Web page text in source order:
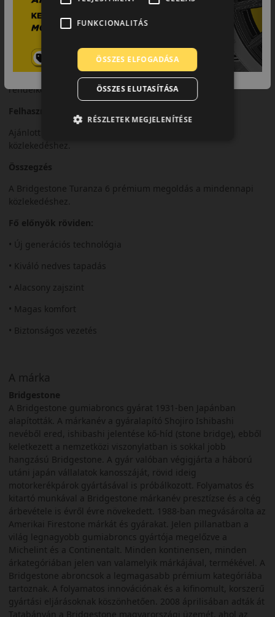
A fejlett gumikeverék rövid fékutat és magas szintű
biztonságot nyújt.
Komfort és zajszint
A Turanza 6 kimagasló zajcsillapítással és kényelmes futással
rendelkezik.
Felhasználási ajánlás
Ajánlott modern személyautókhoz és hosszú távú
közlekedéshez.
Összegzés
A Bridgestone Turanza 6 prémium megoldás a mindennapi
közlekedéshez.
Fő előnyök röviden:
• Új generációs technológia
• Kiváló nedves tapadás
• Alacsony zajszint
• Magas komfort
• Biztonságos vezetés
A márka
Bridgestone
A Bridgestone gumiabroncs gyárat 1931-ben Japánban
alapították. A márkanév a gyáralapító Shojiro Ishibashi
nevéből ered, ishibashi jelentése kő-híd (stone bridge), ebből
keletkezett a nemzetközi viszonylatban is sokkal jobb
hangzású Bridgestone. A gyár valóban végigjárta a háború
utáni japán vállalatok kanosszáját, rövid ideig
motorkerékpárok gyártásával is próbálkozott. Folyamatos és
kitartó munkával a Bridgestone márkanév presztízse és a cég
árbevétele is évről évre növekedett. 1988-ban megvásárolta az
Amerikai Firestone márkát és gyárakat. Jelen pillanatban a
világ legnagyobb gumiabroncs gyártója megelőzve a
Michelint és a Continentalt. Minden kontinensen, minden
árkategóriában jelen van valamelyik márkájával, termékével. A
Bridgestone abroncsok a legmagasabb prémium kategóriába
tartoznak. A folyamatos innovációnak és a kifinomult, korszerű
gyártási eljárásoknak köszönhetően. 2008 áprilisában adták át
Tatabányán a Bridgestone magyarországi üzemét, ahol az
FUNKCIONALITÁS
ÖSSZES ELFOGADÁSA
ÖSSZES ELUTASÍTÁSA
RÉSZLETEK MEGJELENÍTÉSE